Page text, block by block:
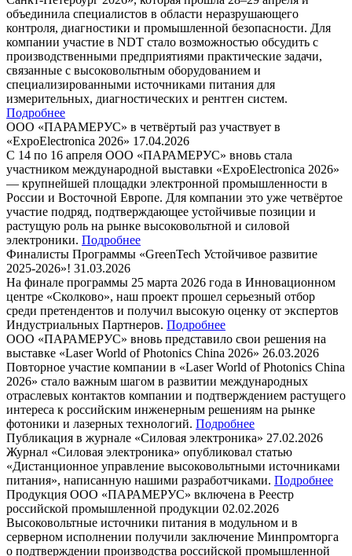
объединила специалистов в области неразрушающего
контроля, диагностики и промышленной безопасности. Для
компании участие в NDT стало возможностью обсудить с
производственными предприятиями практические задачи,
связанные с высоковольтным оборудованием и
специализированными источниками питания для
измерительных, диагностических и рентген систем.
Подробнее
ООО «ПАРАМЕРУС» в четвёртый раз участвует в
«ExpoElectronica 2026» 17.04.2026
С 14 по 16 апреля ООО «ПАРАМЕРУС» вновь стала
участником международной выставки «ExpoElectronica 2026»
— крупнейшей площадки электронной промышленности в
России и Восточной Европе. Для компании это уже четвёртое
участие подряд, подтверждающее устойчивые позиции и
растущую роль на рынке высоковольтной и силовой
электроники. Подробнее
Финалисты Программы «GreenTech Устойчивое развитие
2025-2026»! 31.03.2026
На финале программы 25 марта 2026 года в Инновационном
центре «Сколково», наш проект прошел серьезный отбор
среди претендентов и получил высокую оценку от экспертов
Индустриальных Партнеров. Подробнее
ООО «ПАРАМЕРУС» вновь представило свои решения на
выставке «Laser World of Photonics China 2026» 26.03.2026
Повторное участие компании в «Laser World of Photonics China
2026» стало важным шагом в развитии международных
отраслевых контактов компании и подтверждением растущего
интереса к российским инженерным решениям на рынке
фотоники и лазерных технологий. Подробнее
Публикация в журнале «Силовая электроника» 27.02.2026
Журнал «Силовая электроника» опубликовал статью
«Дистанционное управление высоковольтными источниками
питания», написанную нашими разработчиками. Подробнее
Продукция ООО «ПАРАМЕРУС» включена в Реестр
российской промышленной продукции 02.02.2026
Высоковольтные источники питания в модульном и в
серверном исполнении получили заключение Минпромторга
о подтверждении производства российской промышленной